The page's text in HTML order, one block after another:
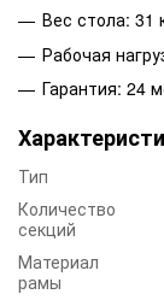
Вес стола: 31
Рабочая
Гарантия: 24
Тип
Количество
секций
Материал
рамы